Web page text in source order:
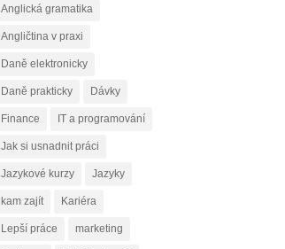
Anglická gramatika
Angličtina v praxi
Daně elektronicky
Daně prakticky Dávky
Finance IT a programování
Jak si usnadnit práci
Jazykové kurzy Jazyky
kam zajít Kariéra
Lepší práce marketing